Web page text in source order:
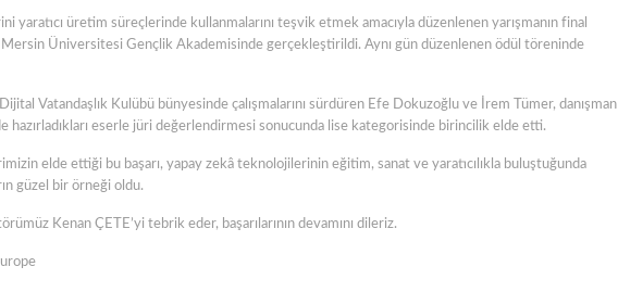
yaratıcı üretim süreçlerinde kullanmalarını teşvik etmek amacıyla düzenlenen yarışmanın final
Üniversitesi Gençlik Akademisinde gerçekleştirildi. Aynı gün düzenlenen ödül töreninde
Vatandaşlık Kulübü bünyesinde çalışmalarını sürdüren Efe Dokuzoğlu ve İrem Tümer, danışman
hazırladıkları eserle jüri değerlendirmesi sonucunda lise kategorisinde birincilik elde etti.
elde ettiği bu başarı, yapay zekâ teknolojilerinin eğitim, sanat ve yaratıcılıkla buluştuğunda
güzel bir örneği oldu.
Kenan ÇETE’yi tebrik eder, başarılarının devamını dileriz.